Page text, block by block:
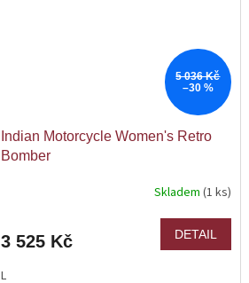
5 036 Kč
–30 %
Indian Motorcycle Women's Retro
Bomber
Skladem (1 ks)
3 525 Kč DETAIL
L